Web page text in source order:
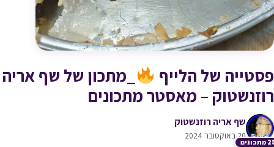
פסטייה של הלייף
_מתכון של שף אריה
רוזנשטוק – מאסטר מתכונים
שף אריה רוזנשטוק
20 באוקטובר 2024